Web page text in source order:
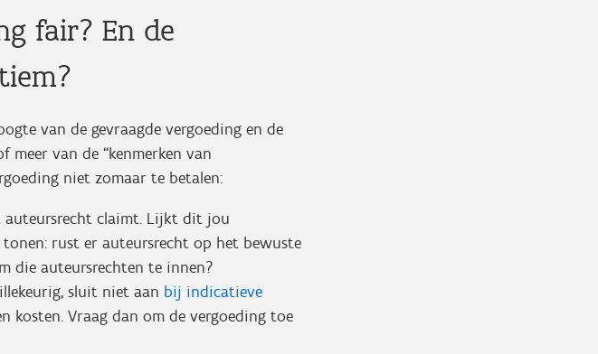
fair? En de
van de gevraagde vergoeding en de
meer van de “kenmerken van
niet zomaar te betalen:
auteursrecht claimt. Lijkt dit jou
rust er auteursrecht op het bewuste
die auteursrechten te innen?
sluit niet aan bij indicatieve
kosten. Vraag dan om de vergoeding toe